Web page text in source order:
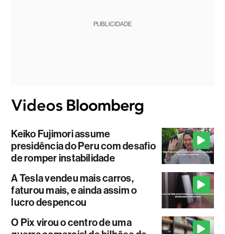
PUBLICIDADE
Keiko Fujimori assume
presidência do Peru com desafio
de romper instabilidade
A Tesla vendeu mais carros,
faturou mais, e ainda assim o
lucro despencou
O Pix virou o centro de uma